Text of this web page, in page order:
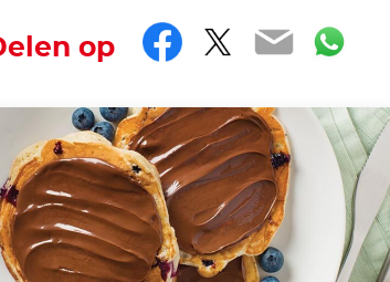
op Facebook
Twitter
Email